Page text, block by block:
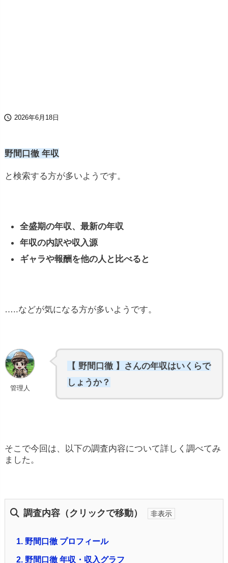
 2026年6月18日
野間口徹 年収
と検索する方が多いようです。
全盛期の年収、最新の年収
年収の内訳や収入源
ギャラや報酬を他の人と比べると
…..などが気になる方が多いようです。
管理人
【 野間口徹 】さんの年収はいくらで
しょうか？
そこで今回は、以下の調査内容について詳しく調べてみ
ました。
調査内容（クリックで移動）
1. 野間口徹 プロフィール
2. 野間口徹 年収・収入グラフ